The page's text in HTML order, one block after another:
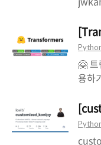
니다.
고민
산에
를 교
공격
공격
제를
활용
비스
델에
관리
자연
합니
술
께
할 수
과를
보면
🤗
용하
작업
로